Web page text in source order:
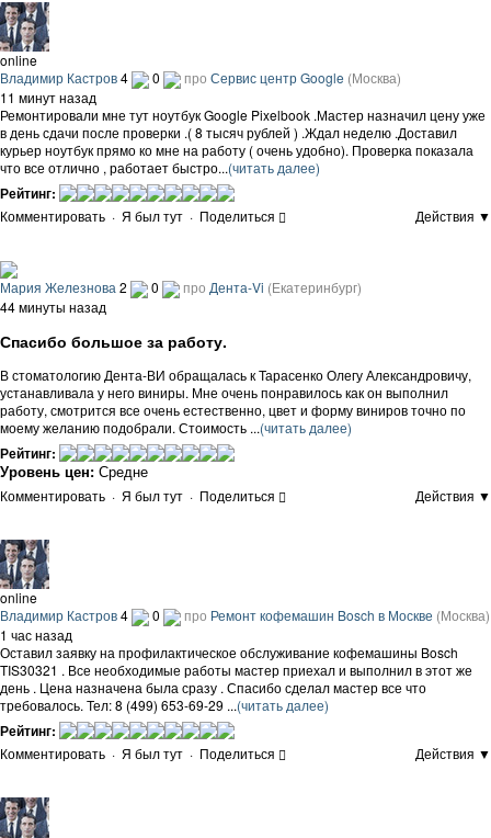
online
Владимир Кастров4 0 про Сервис центр Google (Москва)
11 минут назад
Ремонтировали мне тут ноутбук Google Pixelbook .Мастер назначил цену уже
в день сдачи после проверки .( 8 тысяч рублей ) .Ждал неделю .Доставил
курьер ноутбук прямо ко мне на работу ( очень удобно). Проверка показала
что все отлично , работает быстро...(читать далее)
Рейтинг:
Комментировать · Я был тут · Поделиться Действия ▼
Мария Железнова 2 0 про Дента-Vi (Екатеринбург)
44 минуты назад
Спасибо большое за работу.
В стоматологию Дента-ВИ обращалась к Тарасенко Олегу Александровичу,
устанавливала у него виниры. Мне очень понравилось как он выполнил
работу, смотрится все очень естественно, цвет и форму виниров точно по
моему желанию подобрали. Стоимость ...(читать далее)
Рейтинг:
Уровень цен: Средне
Комментировать · Я был тут · Поделиться Действия ▼
online
Владимир Кастров4 0 про Ремонт кофемашин Bosch в Москве (Москва)
1 час назад
Оставил заявку на профилактическое обслуживание кофемашины Bosch
TIS30321 . Все необходимые работы мастер приехал и выполнил в этот же
день . Цена назначена была сразу . Спасибо сделал мастер все что
требовалось. Тел: 8 (499) 653-69-29 ...(читать далее)
Рейтинг:
Комментировать · Я был тут · Поделиться Действия ▼